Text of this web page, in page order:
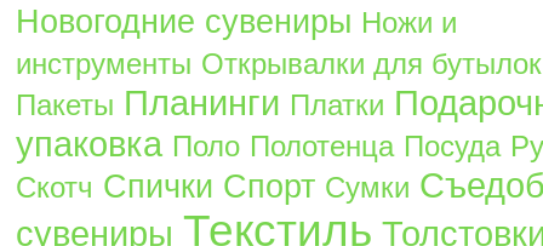
Новогодние сувениры Ножи и
инструменты Открывалки для бутылок
Пакеты Планинги Платки
упаковка Поло Полотенца Посуда
Скотч Спички Спорт Сумки
сувениры Текстиль